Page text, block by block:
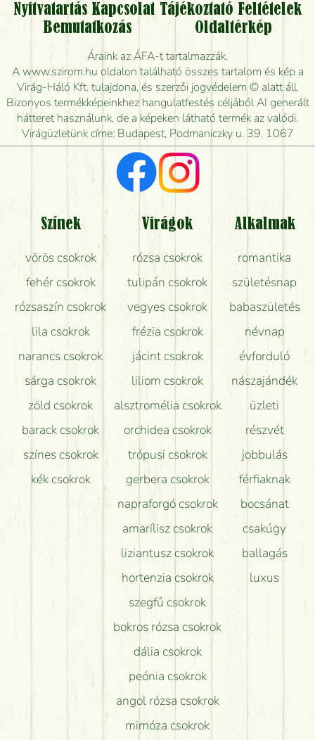
Vidékre is lehet rendelni?
Meddig rendelhetek virágküldést úgy, hogy még ma
kiszállítsák?
Mennyire gyorsan tudják elkészíteni a csokrot, és
mikor tudják leghamarabb kiszállítani?
Vörös rózsát keresek, van önöknél?
Milyen visszajelzést kapok a virágküldésről?
Tényleg azt kapom, ami a képen van?
Mit kell tudni a virágcsokrok szállításáról?
Hogy marad a lehető legtovább friss a csokor?
Tudok adventi koszorút vásárolni boltban?
Nyitvatartás Kapcsolat Tájékoztató Feltételek
Bemutatkozás
Oldaltérkép
Áraink az ÁFA-t tartalmazzák.
A www.szirom.hu oldalon található összes tartalom és kép a
Virág-Háló Kft. tulajdona, és szerzői jogvédelem © alatt áll.
Bizonyos termékképeinkhez hangulatfestés céljából AI generált
hátteret használunk, de a képeken látható termék az valódi.
Virágüzletünk címe: Budapest, Podmaniczky u. 39. 1067
Színek
vörös csokrok
fehér csokrok
rózsaszín csokrok
lila csokrok
narancs csokrok
sárga csokrok
zöld csokrok
barack csokrok
színes csokrok
kék csokrok
Virágok
rózsa csokrok
tulipán csokrok
vegyes csokrok
frézia csokrok
jácint csokrok
liliom csokrok
alsztromélia csokrok
orchidea csokrok
trópusi csokrok
gerbera csokrok
napraforgó csokrok
amarílisz csokrok
liziantusz csokrok
hortenzia csokrok
szegfű csokrok
bokros rózsa csokrok
dália csokrok
peónia csokrok
angol rózsa csokrok
mimóza csokrok
Alkalmak
romantika
születésnap
babaszületés
névnap
évforduló
nászajándék
üzleti
részvét
jobbulás
férfiaknak
bocsánat
csakúgy
ballagás
luxus